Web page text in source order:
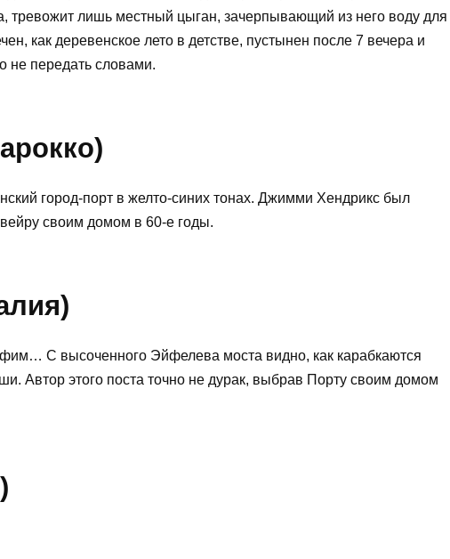
тревожит лишь местный цыган, зачерпывающий из него воду для
как деревенское лето в детстве, пустынен после 7 вечера и
не передать словами.
город-порт в желто-синих тонах. Джимми Хендрикс был
своим домом в 60-е годы.
С высоченного Эйфелева моста видно, как карабкаются
Автор этого поста точно не дурак, выбрав Порту своим домом